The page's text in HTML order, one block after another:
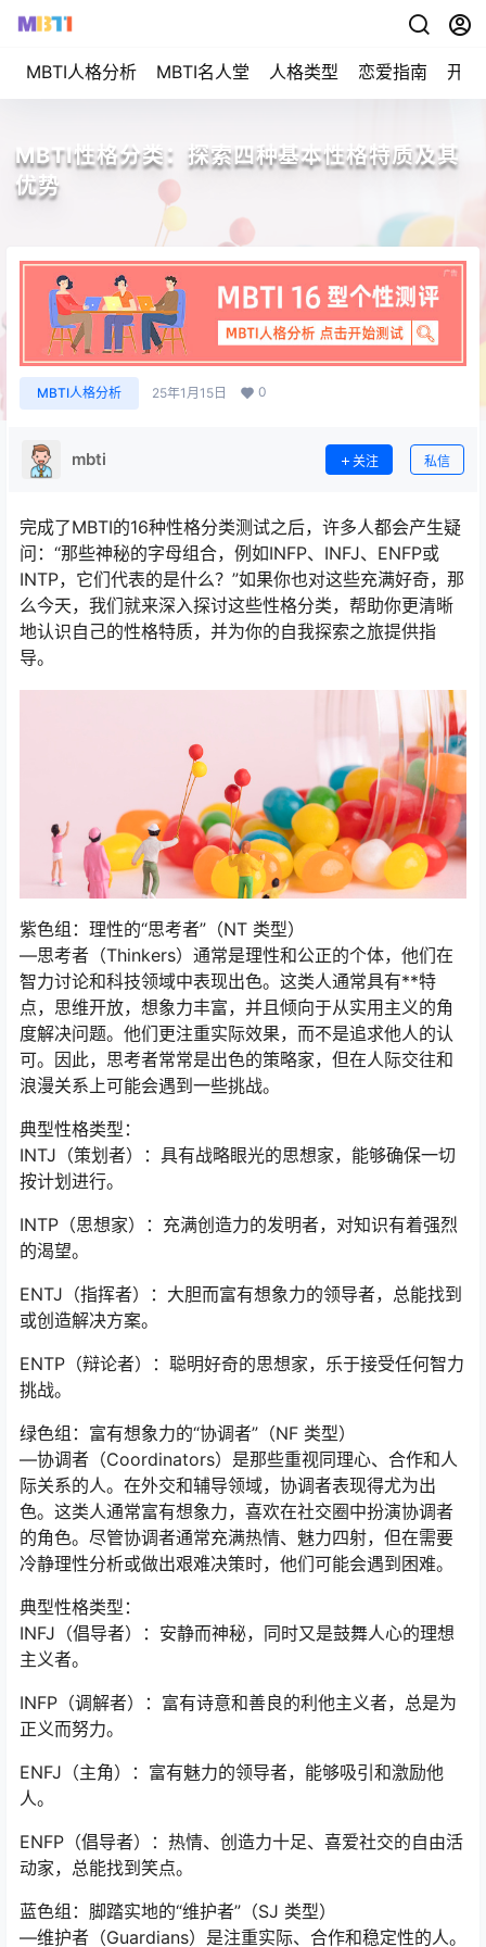
MBTI人格分析 MBTI名人堂 人格类型 恋爱指南 开始
MBTI性格分类：探索四种基本性格特质及其
优势
MBTI人格分析 25年1月15日 0
mbti 关注 私信
完成了MBTI的16种性格分类测试之后，许多人都会产生疑
问：“那些神秘的字母组合，例如INFP、INFJ、ENFP或
INTP，它们代表的是什么？”如果你也对这些充满好奇，那
么今天，我们就来深入探讨这些性格分类，帮助你更清晰
地认识自己的性格特质，并为你的自我探索之旅提供指
导。
紫色组：理性的“思考者”（NT 类型）
—思考者（Thinkers）通常是理性和公正的个体，他们在
智力讨论和科技领域中表现出色。这类人通常具有**特
点，思维开放，想象力丰富，并且倾向于从实用主义的角
度解决问题。他们更注重实际效果，而不是追求他人的认
可。因此，思考者常常是出色的策略家，但在人际交往和
浪漫关系上可能会遇到一些挑战。
典型性格类型：
INTJ（策划者）：具有战略眼光的思想家，能够确保一切
按计划进行。
INTP（思想家）：充满创造力的发明者，对知识有着强烈
的渴望。
ENTJ（指挥者）：大胆而富有想象力的领导者，总能找到
或创造解决方案。
ENTP（辩论者）：聪明好奇的思想家，乐于接受任何智力
挑战。
绿色组：富有想象力的“协调者”（NF 类型）
—协调者（Coordinators）是那些重视同理心、合作和人
际关系的人。在外交和辅导领域，协调者表现得尤为出
色。这类人通常富有想象力，喜欢在社交圈中扮演协调者
的角色。尽管协调者通常充满热情、魅力四射，但在需要
冷静理性分析或做出艰难决策时，他们可能会遇到困难。
典型性格类型：
INFJ（倡导者）：安静而神秘，同时又是鼓舞人心的理想
主义者。
INFP（调解者）：富有诗意和善良的利他主义者，总是为
正义而努力。
ENFJ（主角）：富有魅力的领导者，能够吸引和激励他
人。
ENFP（倡导者）：热情、创造力十足、喜爱社交的自由活
动家，总能找到笑点。
蓝色组：脚踏实地的“维护者”（SJ 类型）
—维护者（Guardians）是注重实际、合作和稳定性的人。